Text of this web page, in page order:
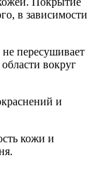
в зависимости
пересушивает
вокруг
и
кожи и